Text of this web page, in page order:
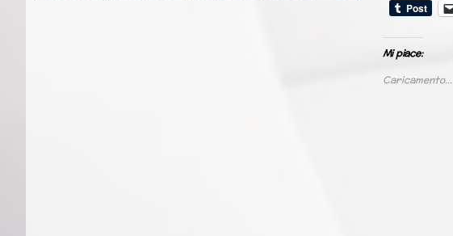
Mi piace:
Caricamento...